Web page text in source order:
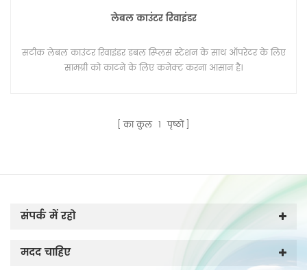
लेबल काउंटर रिवाइंडर
सटीक लेबल काउंटर रिवाइंडर डबल स्प्लिस स्टेशन के साथ ऑपरेटर के लिए
सामग्री को काटने के लिए कनेक्ट करना आसान है।
का कुल 1 पृष्ठों
संपर्क में रहो
मदद चाहिए